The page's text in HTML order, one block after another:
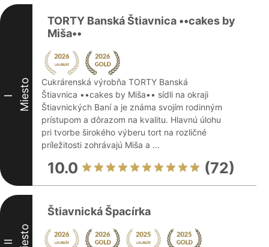
I Miesto
TORTY Banská Štiavnica ••cakes by
Miša••
Cukrárenská výrobňa TORTY Banská
Štiavnica ••cakes by Miša•• sídli na okraji
Štiavnických Baní a je známa svojím rodinným
prístupom a dôrazom na kvalitu. Hlavnú úlohu
pri tvorbe širokého výberu tort na rozličné
príležitosti zohrávajú Miša a ...
10.0 (72)
II
Štiavnická Špacírka